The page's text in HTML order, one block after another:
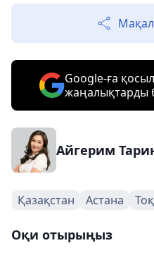
Google-ға
жаңалықтарды
Айгерим
Қазақстан Астана
Оқи отырыңыз